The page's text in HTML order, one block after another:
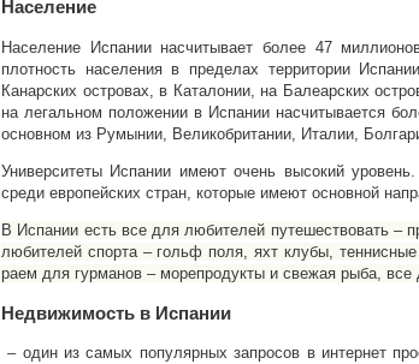
Население
Население Испании насчитывает более 47
плотность населения в пределах территории
Канарских островах, в Каталонии, на Балеарских
на легальном положении в Испании насчитывается
основном из Румынии, Великобритании, Италии,
Университеты Испании имеют очень высокий уровень.
среди европейских стран, которые имеют основной
В Испании есть все для любителей путешествовать –
любителей спорта – гольф поля, яхт клубы,
раем для гурманов – морепродукты и свежая рыба, все
Недвижимость в Испании
– один из самых популярных запросов в интернет